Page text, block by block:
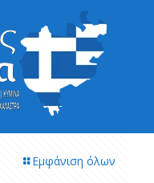
Εμφάνιση όλων